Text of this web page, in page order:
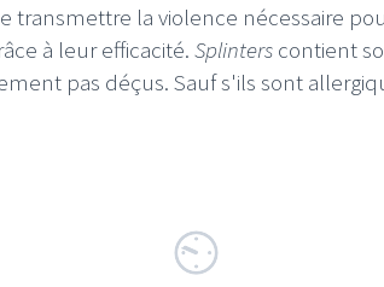
transmettre la violence nécessaire
à leur efficacité. Splinters contient
pas déçus. Sauf s'ils sont